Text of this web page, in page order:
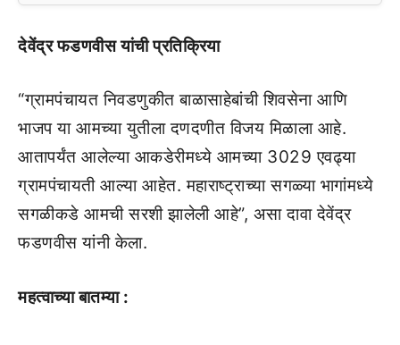
देवेंद्र फडणवीस यांची प्रतिक्रिया
“ग्रामपंचायत निवडणुकीत बाळासाहेबांची शिवसेना आणि
भाजप या आमच्या युतीला दणदणीत विजय मिळाला आहे.
आतापर्यंत आलेल्या आकडेरीमध्ये आमच्या 3029 एवढ्या
ग्रामपंचायती आल्या आहेत. महाराष्ट्राच्या सगळ्या भागांमध्ये
सगळीकडे आमची सरशी झालेली आहे”, असा दावा देवेंद्र
फडणवीस यांनी केला.
महत्वाच्या बातम्या :